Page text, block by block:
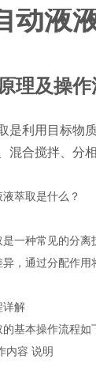
动液
理及操作
是利用目标物
混合搅拌、分
萃取是什么？
是一种常见的分
，通过分配作用
详解
基本操作流程如
内容 说明